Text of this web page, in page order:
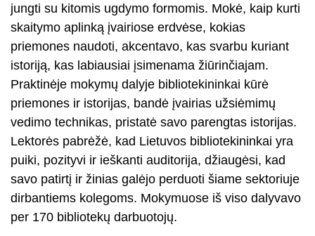
jungti su kitomis ugdymo formomis. Mokė, kaip kurti
skaitymo aplinką įvairiose erdvėse, kokias
priemones naudoti, akcentavo, kas svarbu kuriant
istoriją, kas labiausiai įsimenama žiūrinčiajam.
Praktinėje mokymų dalyje bibliotekininkai kūrė
priemones ir istorijas, bandė įvairias užsiėmimų
vedimo technikas, pristatė savo parengtas istorijas.
Lektorės pabrėžė, kad Lietuvos bibliotekininkai yra
puiki, pozityvi ir ieškanti auditorija, džiaugėsi, kad
savo patirtį ir žinias galėjo perduoti šiame sektoriuje
dirbantiems kolegoms. Mokymuose iš viso dalyvavo
per 170 bibliotekų darbuotojų.